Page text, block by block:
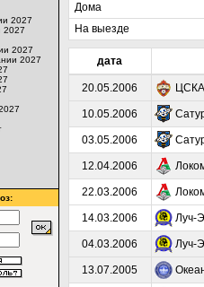
2027
2027
2027
2027
Дома
На выезде
дата
20.05.2006 ЦСКА
10.05.2006
03.05.2006
12.04.2006
22.03.2006
14.03.2006 Луч-
04.03.2006 Луч-
13.07.2005